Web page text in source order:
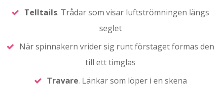
Telltails. Trådar som visar luftströmningen längs
seglet
När spinnakern vrider sig runt förstaget formas den
till ett timglas
Travare. Länkar som löper i en skena